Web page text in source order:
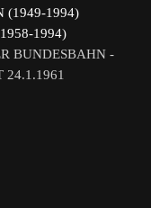
(1949-1994)
1994)
BUNDESBAHN -
24.1.1961